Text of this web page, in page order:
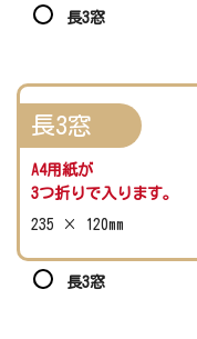
長3窓
長3窓
A4用紙が
3つ折りで入ります。
235 × 120mm
長3窓